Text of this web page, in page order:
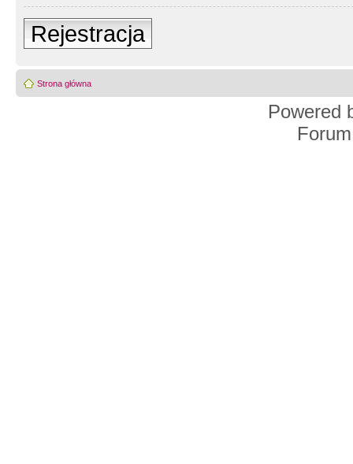
Rejestracja
Strona główna
Powered